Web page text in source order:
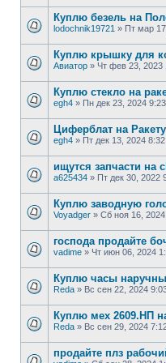
Куплю безель на
lodochnik19721 » Пт мар
Куплю крышку для
Авиатор » Чт фев 23, 2023
Куплю стекло на
egh4 » Пн дек 23, 2024
Циферблат на
egh4 » Пт дек 13, 2024
ищутся запчасти на
a625434 » Пт дек 30, 2022
Куплю заводную
Voyadger » Сб ноя 16,
господа продайте
vadime » Чт июн 06, 2024
Куплю часы
Reda » Вс сен 22, 2024
Куплю мех 2609.НП
Reda » Вс сен 29, 2024
продайте плз